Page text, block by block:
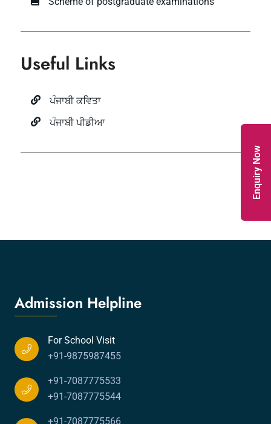
Useful Links
ਪੰਜਾਬੀ ਕਵਿਤਾ
ਪੰਜਾਬੀ ਪੀਡੀਆ
Enquiry Now
Admission Helpline
For School Visit
+91-9875987455
+91-7087775533
+91-7087775544
+91-7087775566